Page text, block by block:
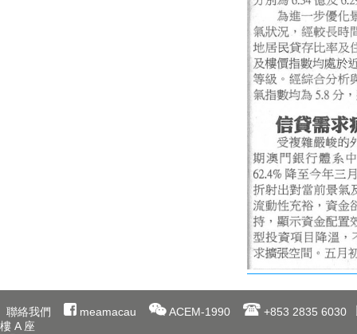
聯絡我們 meamacau ACEM-1990
+853 2835 6030
樓 A 座